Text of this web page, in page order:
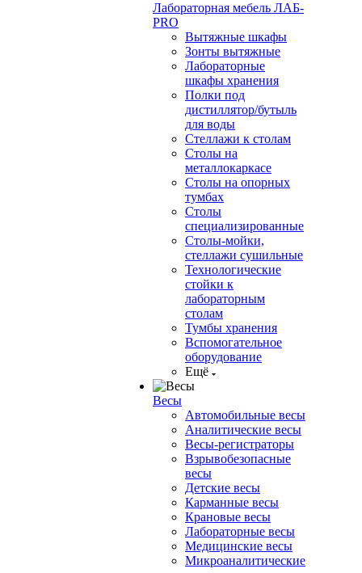
Лабораторная мебель ЛАБ-
PRO
Вытяжные шкафы
Зонты вытяжные
Лабораторные
шкафы хранения
Полки под
дистиллятор/бутыль
для воды
Стеллажи к столам
Столы на
металлокаркасе
Столы на опорных
тумбах
Столы
специализированные
Столы-мойки,
стеллажи сушильные
Технологические
стойки к
лабораторным
столам
Тумбы хранения
Вспомогательное
оборудование
Ещё
Весы
Автомобильные весы
Аналитические весы
Весы-регистраторы
Взрывобезопасные
весы
Детские весы
Карманные весы
Крановые весы
Лабораторные весы
Медицинские весы
Микроаналитические